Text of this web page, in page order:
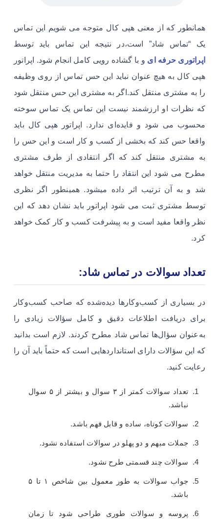
همانطور که از معنی هپی کال متوجه می شویم این تماس
یک “تماس شاد” است،در نتیجه این تماس باید توسط
اپراتوری حرفه ای و با گشاده رویی کامل انجام شود. اپراتور
هپی کال به هیچ عنوان نباید این حس تماس از روی وظیفه
را به مشتری منتقل کند.اگر به مشتری این حس منتقل شود
که نظرات او ارزشمند نیست این تماس یک تماس سوخته
محسوب می شود و فایده‌ای ندارد. اپراتور هپی کال باید
واقعا حس کند که بخشی از کسب و کار است و این حس را
به مشتری منتقل کند که اگر انتقادی از طرف مشتری
مطرح می شود این انتقاد را حتما به مدیریت منتقل خواهد
شد و به آن ترتیب اثر داده میشود. همینطور اگر نظری
توسط مشتری ثبت می شود اپراتور باید نشان دهد که این
نظر واقعا مفید است و به پیشرفت کسب و کار کمک خواهد
کرد.
تعداد سوالات در تماس شاد:
در بسیاری از کسب‌وکارها دیده‌شده که صاحب کسب‌وکار
برای دریافت اطلاعات دقیق و کامل سؤالات زیادی را
به‌عنوان سؤال‌ها تماس شاد مطرح کردند. لازم است بدانید
که این سؤالات دارای استانداردهایی است که حتماً باید آن را
رعایت کنید.
تعداد سوالات کمتر از ۳ سوال و بیشتر از ۵ سوال
نباشد.
سوالات کوتاه، ساده و قابل فهم باشد.
جملات مبهم و دو پهلو در سوالات استفاده نشود.
سوالات چند قسمتی طرح نشود.
جواب سوالات به طور معمول بین شاخص ۱ تا ۵
باشد.
پروسه و سوالات طوری طراحی شود تا زمان